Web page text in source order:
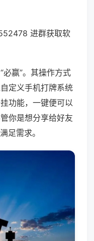
进群获取软
赢”。其操作方式
定义手机打牌系统
功能，一键便可以
你是想分享给好友
足需求。